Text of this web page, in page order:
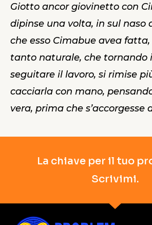
Giotto ancor giovinetto con
dipinse una volta, in sul naso
che esso Cimabue avea
tanto naturale, che tornando
seguitare il lavoro, si rimise
cacciarla con mano,
vera, prima che s’accorgesse
La chiave per il tuo
Scrivimi.